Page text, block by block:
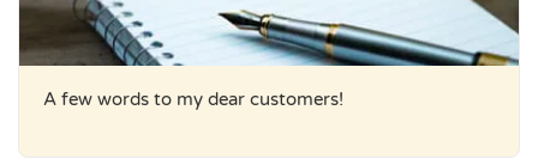
A few words to my dear customers!